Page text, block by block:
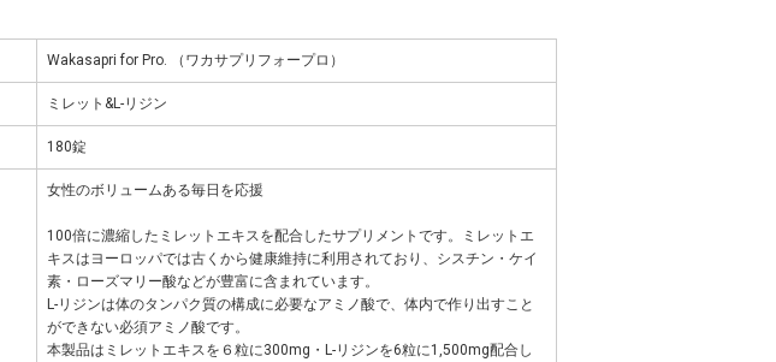
Wakasapri for Pro. （ワカサプリフォープロ）
ミレット&L-リジン
180錠
女性のボリュームある毎日を応援
100倍に濃縮したミレットエキスを配合したサプリメントです。ミレットエ
キスはヨーロッパでは古くから健康維持に利用されており、シスチン・ケイ
素・ローズマリー酸などが豊富に含まれています。
L-リジンは体のタンパク質の構成に必要なアミノ酸で、体内で作り出すこと
ができない必須アミノ酸です。
本製品はミレットエキスを６粒に300mg・L-リジンを6粒に1,500mg配合し